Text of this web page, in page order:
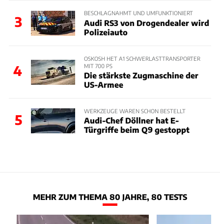
3
BESCHLAGNAHMT UND UMFUNKTIONIERT
Audi RS3 von Drogendealer wird
Polizeiauto
4
OSKOSH HET A1 SCHWERLASTTRANSPORTER
MIT 700 PS
Die stärkste Zugmaschine der
US-Armee
5
WERKZEUGE WAREN SCHON BESTELLT
Audi-Chef Döllner hat E-
Türgriffe beim Q9 gestoppt
MEHR ZUM THEMA 80 JAHRE, 80 TESTS